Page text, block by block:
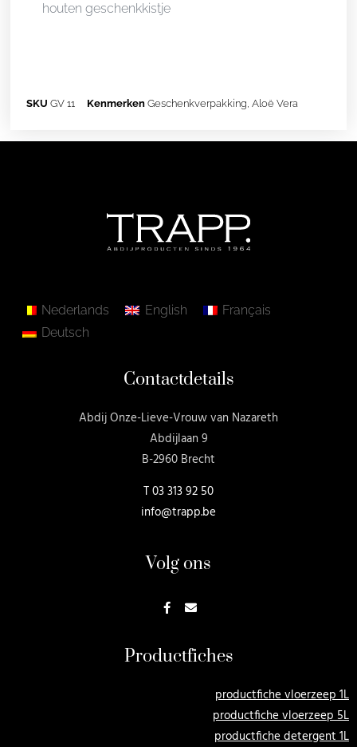
houten geschenkkistje
SKUGV 11 Kenmerken Geschenkverpakking,Aloë Vera
Nederlands English
Français
Deutsch
Contactdetails
Abdij Onze-Lieve-Vrouw van Nazareth
Abdijlaan 9
B-2960 Brecht
T03 313 92 50
info@trapp.be
Volg ons
Productfiches
productfiche vloerzeep 1L
productfiche vloerzeep 5L
productfiche detergent 1L